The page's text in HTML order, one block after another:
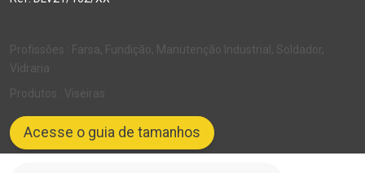
Profissões : Farsa, Fundição, Manutenção Industrial, Soldador,
Vidraria
Produtos : Viseiras
Acesse o guia de tamanhos